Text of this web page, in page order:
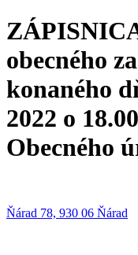
obecného
konaného
2022 o
Obecného
Ňárad 78, 930 06 Ňárad